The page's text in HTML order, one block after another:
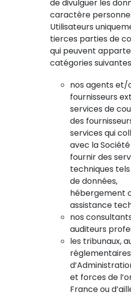
de divulguer les
caractère
Utilisateurs
tierces parties de
qui peuvent
catégories
nos agents et/
fournisseurs
services de
des
services qui
avec la
fournir des
techniques tels
de données,
hébergement
assistance
nos
auditeurs
les tribunaux,
et forces de
France ou